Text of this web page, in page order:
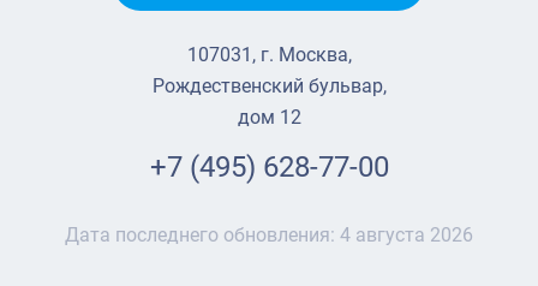
107031, г. Москва,
Рождественский бульвар,
дом 12
+7 (495) 628-77-00
Дата последнего обновления: 4 августа 2026